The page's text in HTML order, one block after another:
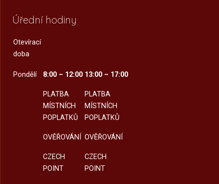
Úřední hodiny
Otevírací
doba
Pondělí 8:00 – 12:00
PLATBA
MÍSTNÍCH
POPLATKŮ
OVĚŘOVÁNÍ
CZECH
POINT
13:00 – 17:00
PLATBA
MÍSTNÍCH
POPLATKŮ
OVĚŘOVÁNÍ
CZECH
POINT